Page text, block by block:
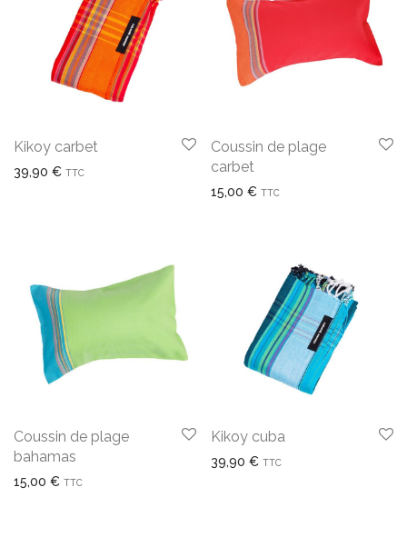
Kikoy carbet
39,90 € TTC
Coussin de plage
carbet
15,00 € TTC
Coussin de plage
bahamas
15,00 € TTC
Kikoy cuba
39,90 € TTC